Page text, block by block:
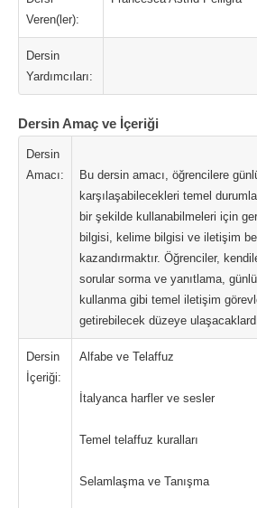
Veren(ler):
Dersin
Yardımcıları:
Dersin Amaç ve İçeriği
Dersin
Amacı:
Bu dersin amacı, öğrencilere
karşılaşabilecekleri temel
bir şekilde kullanabilmeleri için
bilgisi, kelime bilgisi ve iletişim
kazandırmaktır. Öğrenciler,
sorular sorma ve yanıtlama,
kullanma gibi temel iletişim
getirebilecek düzeye
Dersin
İçeriği:
Alfabe ve Telaffuz
İtalyanca harfler ve sesler
Temel telaffuz kuralları
Selamlaşma ve Tanışma